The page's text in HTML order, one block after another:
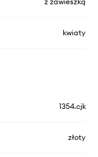
kwiaty
1354.cjk
złoty